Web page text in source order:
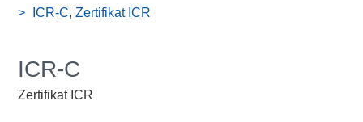
ICR-C, Zertifikat ICR
ICR-C
Zertifikat ICR